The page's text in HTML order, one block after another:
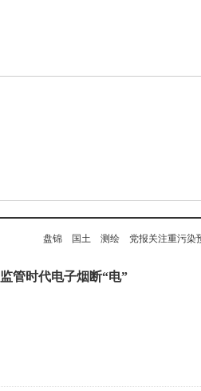
盘锦 国土 测绘 党报关注重污染
管时代电子烟断“电”